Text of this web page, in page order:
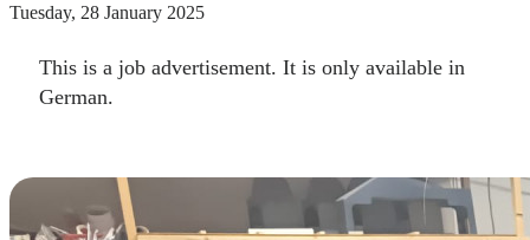
Tuesday, 28 January 2025
This is a job advertisement. It is only available in
German.